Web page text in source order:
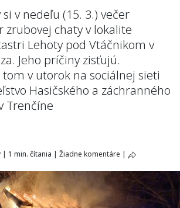
v nedeľu (15. 3.) večer
zrubovej chaty v lokalite
Lehoty pod Vtáčnikom v
Jeho príčiny zisťujú.
v utorok na sociálnej sieti
Hasičského a záchranného
Trenčíne
| 1 min. čítania | Žiadne komentáre |